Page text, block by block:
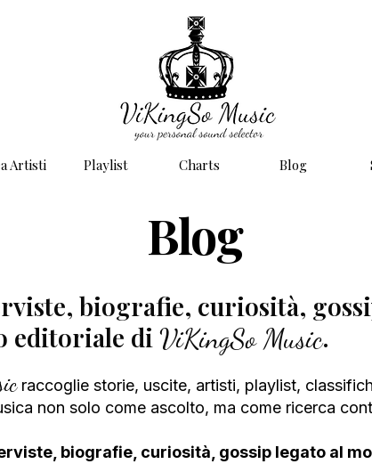
Artisti Playlist Charts Blog
Blog
biografie, curiosità,
editoriale diViKingSo Music.
raccoglie storie, uscite, artisti, playlist,
non solo come ascolto, ma come ricerca
biografie, curiosità, gossip legato al